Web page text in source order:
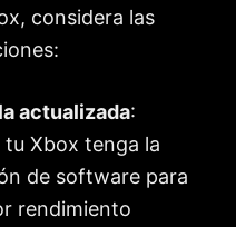
considera las
actualizada:
tu Xbox tenga la
de software para
rendimiento